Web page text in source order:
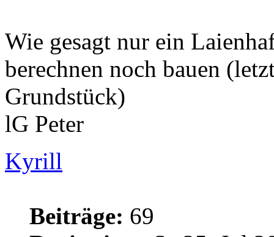
Wie gesagt nur ein
berechnen noch bauen
Grundstück)
lG Peter
Kyrill
Beiträge: 69